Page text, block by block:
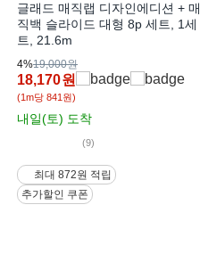
글래드 매직랩 디자인에디션 + 매
직백 슬라이드 대형 8p 세트, 1세
트, 21.6m
4%19,000원
18,170원
(1m당 841원)
내일(토) 도착
(9)
최대 872원 적립
추가할인 쿠폰